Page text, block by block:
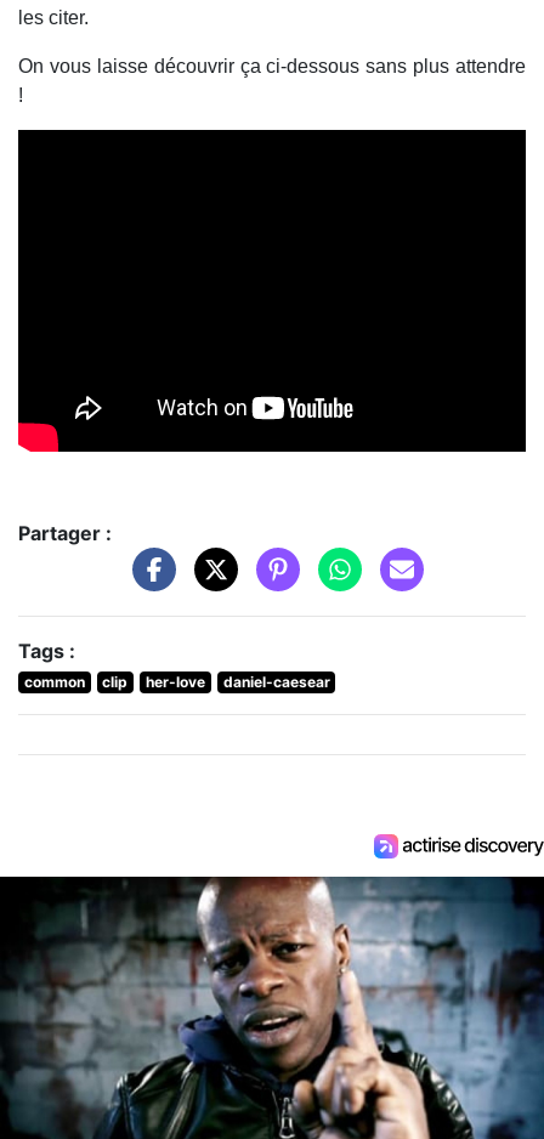
les citer.
On vous laisse découvrir ça ci-dessous sans plus attendre
!
Partager :
Tags :
common clip her-love daniel-caesear